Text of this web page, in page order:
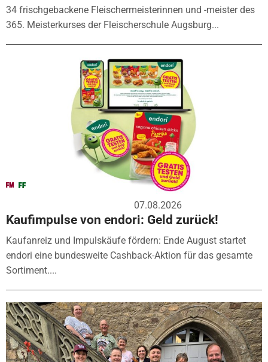
34 frischgebackene Fleischermeisterinnen und -meister des
365. Meisterkurses der Fleischerschule Augsburg...
07.08.2026
Kaufimpulse von endori: Geld zurück!
Kaufanreiz und Impulskäufe fördern: Ende August startet
endori eine bundesweite Cashback-Aktion für das gesamte
Sortiment....